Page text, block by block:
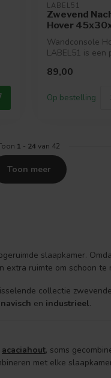
LABEL51
Zwevend
Hover
Wandconsole
LABEL51 is een
modern...
89,00
Op bestelling
1 - 24van 42
Toon meer
slaapkamer.
ruimte om schoon
collectie
en industrieel.
acaciahout, soms
met elke